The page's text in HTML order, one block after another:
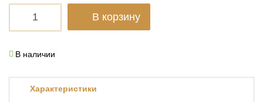
В корзину
В наличии
Характеристики